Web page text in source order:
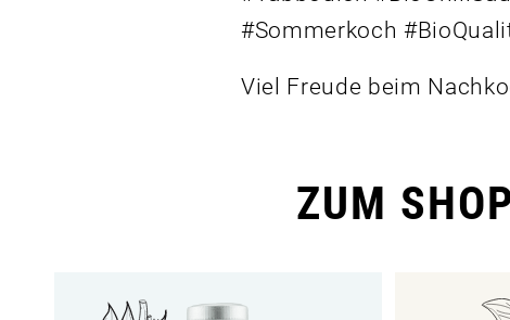
#Sommerkoch
Viel Freude beim
ZUM